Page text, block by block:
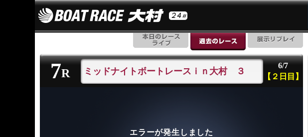
7 R ミッドナイトボートレースｉｎ大村 ３
6/7
【２日目】